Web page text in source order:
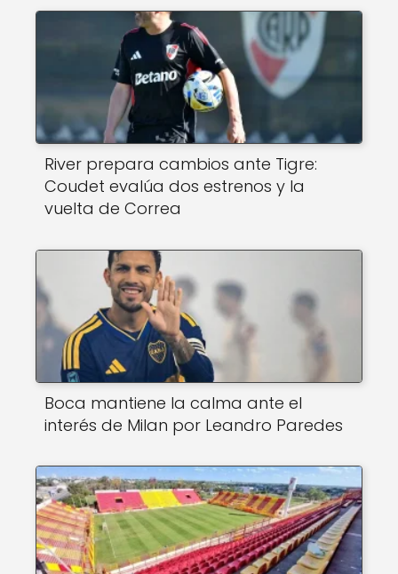
River prepara cambios ante Tigre:
Coudet evalúa dos estrenos y la
vuelta de Correa
Boca mantiene la calma ante el
interés de Milan por Leandro Paredes